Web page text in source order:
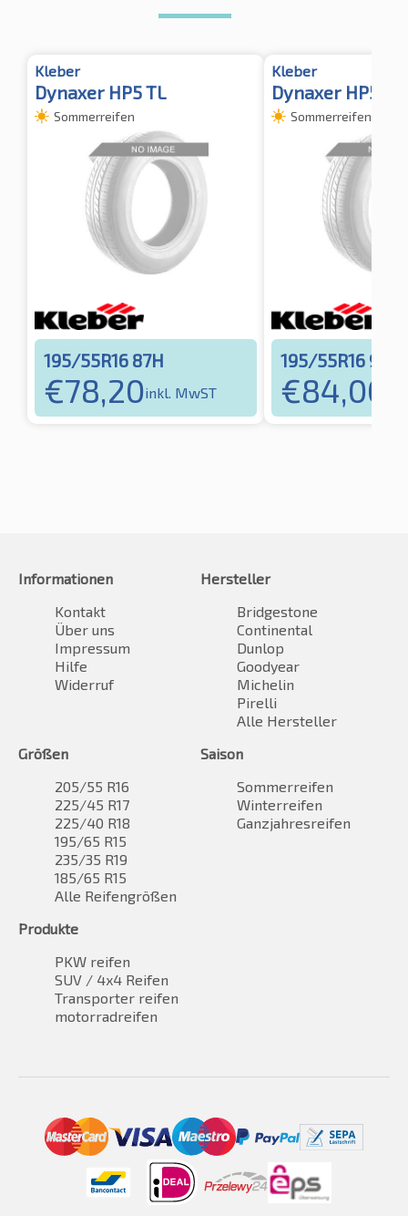
Kleber
Dynaxer HP5 TL
Sommerreifen
195/55R16 87H
€78,20inkl. MwST
Kleber
Dynaxer HP5 XL
Sommerreifen
195/55R16 91T
€84,00
Informationen
Kontakt
Über uns
Impressum
Hilfe
Widerruf
Hersteller
Bridgestone
Continental
Dunlop
Goodyear
Michelin
Pirelli
Alle Hersteller
Größen
205/55 R16
225/45 R17
225/40 R18
195/65 R15
235/35 R19
185/65 R15
Alle Reifengrößen
Saison
Sommerreifen
Winterreifen
Ganzjahresreifen
Produkte
PKW reifen
SUV / 4x4 Reifen
Transporter reifen
motorradreifen